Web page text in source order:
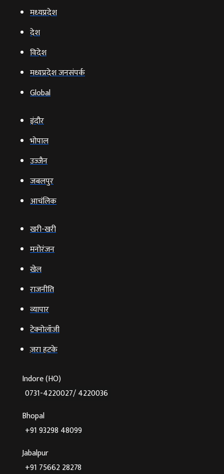
मध्‍यप्रदेश
देश
विदेश
मध्यप्रदेश जनसंपर्क
Global
इंदौर
भोपाल
उज्‍जैन
जबलपुर
आचंलिक
खरी-खरी
मनोरंजन
खेल
राजनीति
व्‍यापार
टेक्‍नोलॉजी
ज़रा हटके
Indore (HO)
0731-4220027/ 4220036
Bhopal
+91 93298 48099
Jabalpur
+91 75662 28278